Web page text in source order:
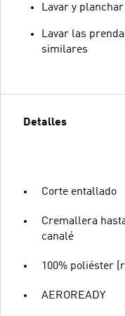
Lavar y
Lavar las
similares
Detalles
Corte entallado
Cremallera
canalé
100% poliéster
AEROREADY